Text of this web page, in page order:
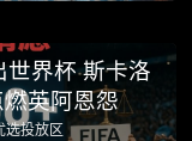
界杯 斯卡洛
英阿恩怨
选投放区